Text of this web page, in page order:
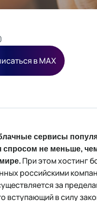
в MAX
сервисы
спросом не меньше,
При этом хостинг
российскими
за
вступающий в силу